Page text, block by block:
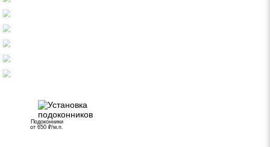
Подоконники
от 650 ₽/м.п.